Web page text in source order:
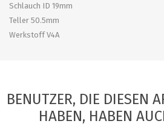
Schlauch ID 19mm
Teller 50.5mm
Werkstoff V4A
BENUTZER, DIE DIESEN
HABEN, HABEN